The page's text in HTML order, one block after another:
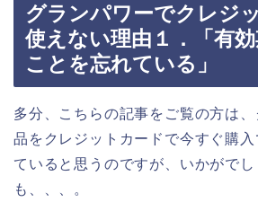
グランパワーでクレジ
使えない理由１．「有
ことを忘れている」
多分、こちらの記事をご覧の方は
品をクレジットカードで今すぐ購入
ていると思うのですが、いかがで
も、、、。